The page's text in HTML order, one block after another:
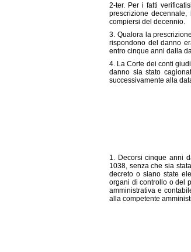
2-ter. Per i fatti
prescrizione
compiersi del decennio.
3. Qualora la
rispondono del danno
entro cinque anni dalla
4. La Corte dei conti
danno sia stato
successivamente alla
1. Decorsi cinque anni
1038, senza che sia
decreto o siano state
organi di controllo o del
amministrativa e
alla competente